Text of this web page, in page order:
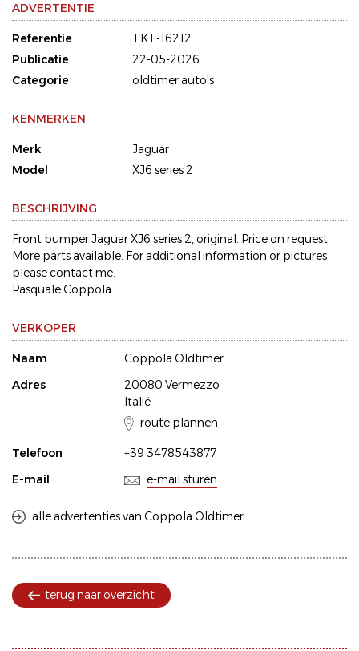
ADVERTENTIE
Referentie
TKT-16212
Publicatie
22-05-2026
Categorie
oldtimer auto's
KENMERKEN
Merk
Jaguar
Model
XJ6 series 2
BESCHRIJVING
Front bumper Jaguar XJ6 series 2, original. Price on request.
More parts available. For additional information or pictures
please contact me.
Pasquale Coppola
VERKOPER
Naam
Coppola Oldtimer
Adres
20080 Vermezzo
Italië
route plannen
Telefoon
+39 3478543877
E-mail
e-mail sturen
alle advertenties van Coppola Oldtimer
terug naar overzicht